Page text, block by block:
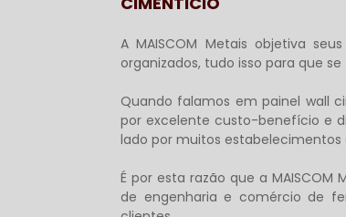
A MAISCOM Metais objetiva
organizados, tudo isso para que
Quando falamos empainel wall
por excelente custo-benefício e
lado por muitos
É por esta razão que a
de engenharia e comércio de